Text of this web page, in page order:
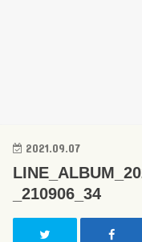
2021.09.07
_210906_34